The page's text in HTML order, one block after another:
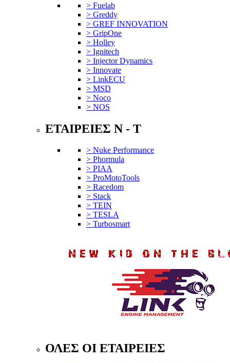
> Fuelab
> Greddy
> GREF INNOVATION
> GripOne
> Holley
> Ignitech
> Injector Dynamics
> Innovate
> LinkECU
> MSD
> Noco
> NOS
ΕΤΑΙΡΕΙΕΣ N - T
> Nuke Performance
> Phormula
> PIAA
> ProMotoTools
> Racedom
> Stack
> TEIN
> TESLA
> Turbosmart
ΟΛΕΣ ΟΙ ΕΤΑΙΡΕΙΕΣ